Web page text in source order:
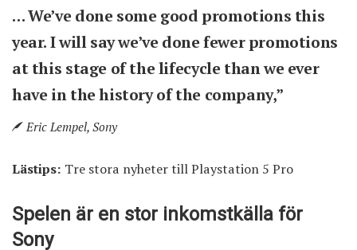
… We’ve done some good promotions this
year. I will say we’ve done fewer promotions
at this stage of the lifecycle than we ever
have in the history of the company,”
Eric Lempel, Sony
Lästips: Tre stora nyheter till Playstation 5 Pro
Spelen är en stor inkomstkälla för
Sony